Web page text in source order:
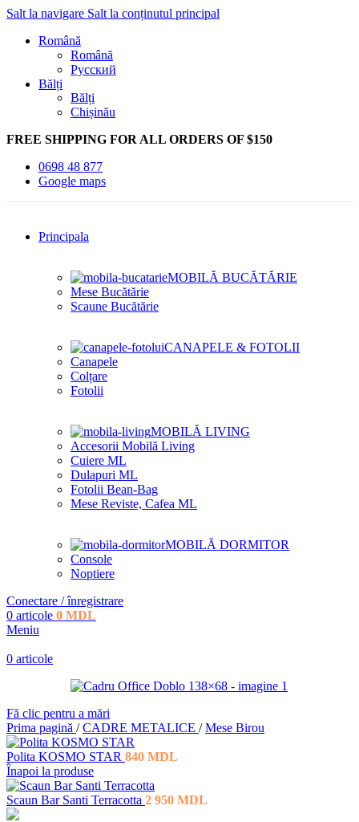
Salt la navigare Salt la conținutul principal
Română
Română
Русский
Bălți
Bălți
Chișinău
FREE SHIPPING FOR ALL ORDERS OF $150
0698 48 877
Google maps
Principala
MOBILĂ BUCĂTĂRIE
Mese Bucătărie
Scaune Bucătărie
CANAPELE & FOTOLII
Canapele
Colțare
Fotolii
MOBILĂ LIVING
Accesorii Mobilă Living
Cuiere ML
Dulapuri ML
Fotolii Bean-Bag
Mese Reviste, Cafea ML
MOBILĂ DORMITOR
Console
Noptiere
Conectare / înregistrare
0 articole 0 MDL
Meniu
0 articole
Fă clic pentru a mări
Prima pagină / CADRE METALICE / Mese Birou
Polita KOSMO STAR 840 MDL
Înapoi la produse
Scaun Bar Santi Terracotta 2 950 MDL